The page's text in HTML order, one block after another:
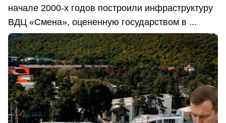
начале 2000-х годов построили инфраструктуру
ВДЦ «Смена», оцененную государством в ...